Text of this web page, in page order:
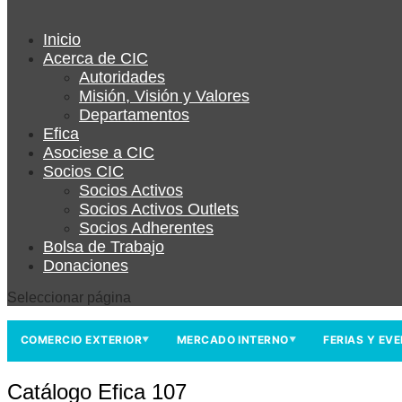
Inicio
Acerca de CIC
Autoridades
Misión, Visión y Valores
Departamentos
Efica
Asociese a CIC
Socios CIC
Socios Activos
Socios Activos Outlets
Socios Adherentes
Bolsa de Trabajo
Donaciones
Seleccionar página
COMERCIO EXTERIOR▼ MERCADO INTERNO▼ FERIAS Y
Catálogo Efica 107